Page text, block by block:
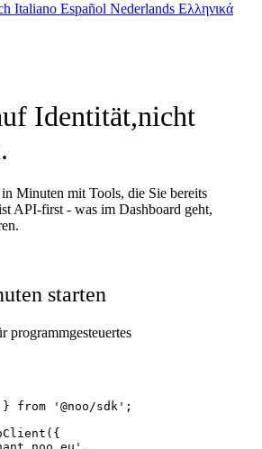
Italiano Español Nederlands Ελληνικά
Identität,nicht
Minuten mit Tools, die Sie bereits
API-first - was im Dashboard geht,
starten
programmgesteuertes
from '@noo/sdk';